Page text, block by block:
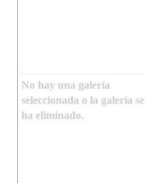
No hay una galería
seleccionada o la galería se
ha eliminado.